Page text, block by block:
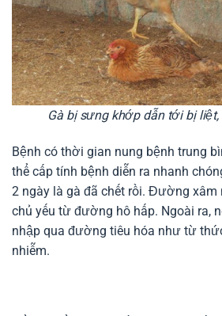
Gà bị sưng khớp dẫn tới bị
Bệnh có thời gian nung bệnh trung
thể cấp tính bệnh diễn ra nhanh
2 ngày là gà đã chết rồi. Đường xâm
chủ yếu từ đường hô hấp. Ngoài ra,
nhập qua đường tiêu hóa như từ
nhiễm.